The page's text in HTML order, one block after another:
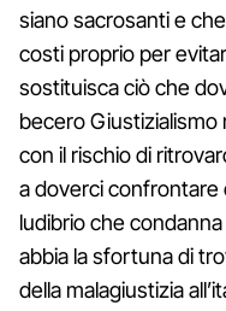
siano sacrosanti e
costi proprio per
sostituisca ciò che
becero Giustizialismo
con il rischio di
a doverci confrontare
ludibrio che
abbia la sfortuna di
della malagiustizia